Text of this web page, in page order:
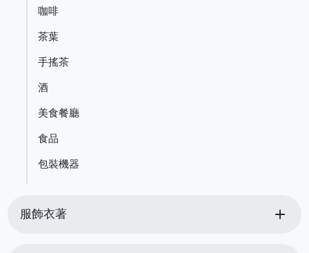
咖啡
茶葉
手搖茶
酒
美食餐廳
食品
包裝機器
服飾衣著 add